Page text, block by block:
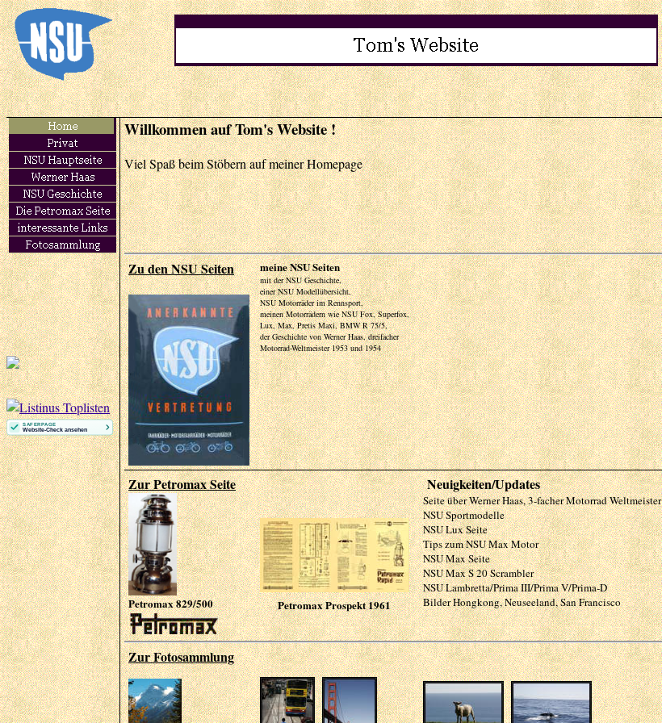
Willkommen auf Tom's Website !
Viel Spaß beim Stöbern auf meiner Homepage
Zu den NSU Seiten meine NSU Seiten
mit der NSU Geschichte,
einer NSU Modellübersicht,
NSU Motorräder im Rennsport,
meinen Motorrädern wie NSU Fox, Superfox,
Lux, Max, Pretis Maxi, BMW R 75/5,
der Geschichte von Werner Haas, dreifacher
Motorrad-Weltmeister 1953 und 1954
Zur Petromax Seite
Petromax 829/500 Petromax Prospekt 1961
Neuigkeiten/Updates
Seite über Werner Haas, 3-facher Motorrad Weltmeister
NSU Sportmodelle
NSU Lux Seite
Tips zum NSU Max Motor
NSU Max Seite
NSU Max S 20 Scrambler
NSU Lambretta/Prima III/Prima V/Prima-D
Bilder Hongkong, Neuseeland, San Francisco
ZurFotosammlung